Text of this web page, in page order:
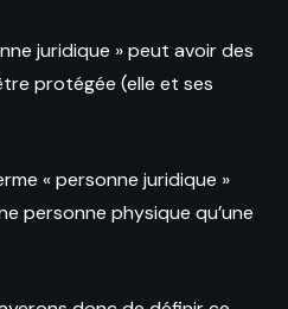
juridique » peut avoir des
protégée (elle et ses
« personne juridique »
personne physique qu’une